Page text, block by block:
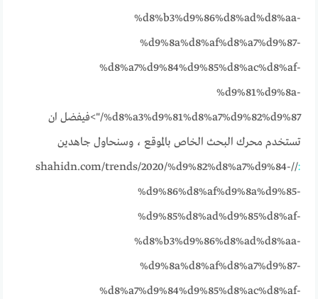
%d8%b3%d9%86%d8%ad%d8%aa-
%d9%8a%d8%af%d8%a7%d9%87-
%d8%a7%d9%84%d9%85%d8%ac%d8%af-
%d9%81%d9%8a-
%d8%a3%d9%81%d8%a7%d9%82%d9%87/">فيفضل ان
تستخدم محرك البحث الخاص بالموقع ، وسنحاول جاهدين
:
//shahidn.com/trends/2020/%d9%82%d8%a7%d9%84-
%d9%86%d8%af%d9%8a%d9%85-
%d9%85%d8%ad%d9%85%d8%af-
%d8%b3%d9%86%d8%ad%d8%aa-
%d9%8a%d8%af%d8%a7%d9%87-
%d8%a7%d9%84%d9%85%d8%ac%d8%af-